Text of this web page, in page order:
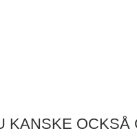
KANSKE OCKSÅ